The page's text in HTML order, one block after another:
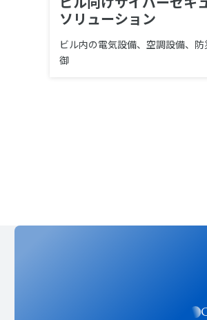
ソリューション
ビル内の電気設備、空調設備、
御